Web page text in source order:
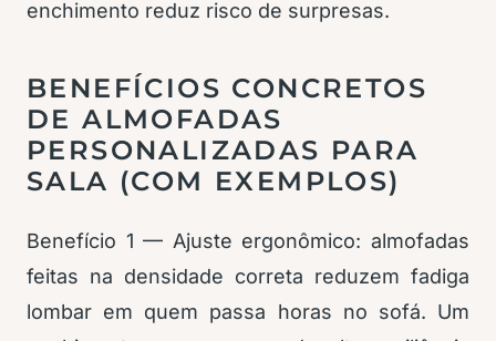
enchimento reduz risco de surpresas.
BENEFÍCIOS CONCRETOS
DE ALMOFADAS
PERSONALIZADAS PARA
SALA (COM EXEMPLOS)
Benefício 1 — Ajuste ergonômico: almofadas
feitas na densidade correta reduzem fadiga
lombar em quem passa horas no sofá. Um